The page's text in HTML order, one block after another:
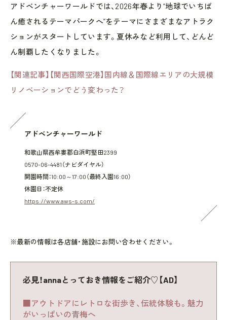
アドベンチャーワールドでは、2026年春より“地球でいちば
ん癒されるテーマパークへ”をテーマにさまざまなアトラク
ションがスタートしています。夏休みなど利用して、どんど
ん制覇したくなりました。
【関連記事】【関西国際空港】国内線＆国際線エリアの大規模
リノベーションでどう変わった？
アドベンチャーワールド
和歌山県西牟婁郡白浜町堅田2399
0570-06-4481（ナビダイヤル）
開園時間：10:00～17:00（最終入園16:00）
休園日：不定休
https://www.aws-s.com/
※最新の情報は各店舗・施設にお問い合わせください。
必見！annaとっておき情報をご紹介♡【AD】
■アウトドアにレトロな街歩き、伝統体験も。魅力
がいっぱいの青梅へ